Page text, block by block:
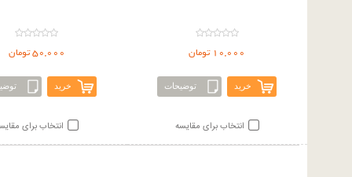
10,000 تومان
خرید توضیحات
انتخاب برای مقایسه
50,000 تومان
خرید
انتخاب برای